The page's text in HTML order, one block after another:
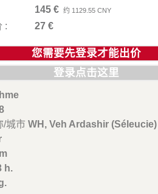
145 € 约 1129.55 CNY
: 27 €
您需要先登录才能出价
登录点击这里
/城市WH, Veh Ardashir (Séleucie)
h.